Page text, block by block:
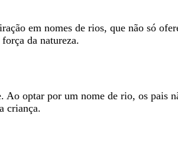
em nomes de rios, que não só
da natureza.
optar por um nome de rio, os pais
criança.